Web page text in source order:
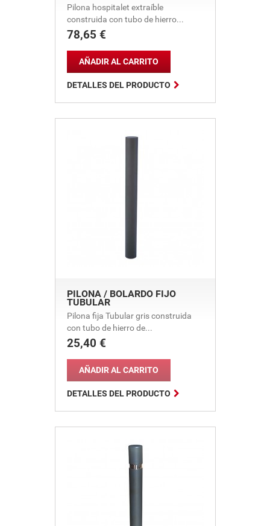
Pilona hospitalet extraíble
construida con tubo de hierro...
Precio
78,65 €

AÑADIR AL CARRITO
DETALLES DEL PRODUCTO
PILONA / BOLARDO FIJO
TUBULAR
Pilona fija Tubular gris construida
con tubo de hierro de...
Precio
25,40 €

AÑADIR AL CARRITO
DETALLES DEL PRODUCTO